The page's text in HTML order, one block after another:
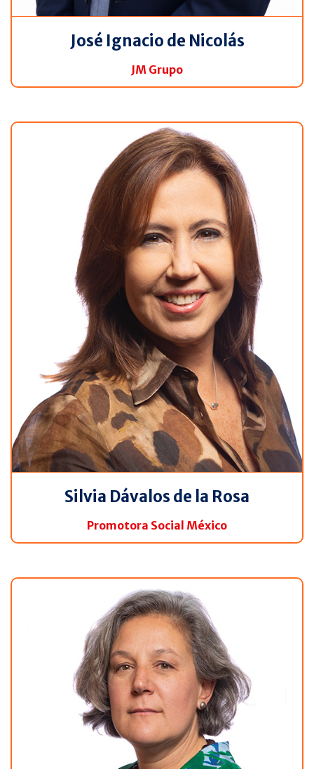
José Ignacio de Nicolás
JM Grupo
Silvia Dávalos de la Rosa
Promotora Social México